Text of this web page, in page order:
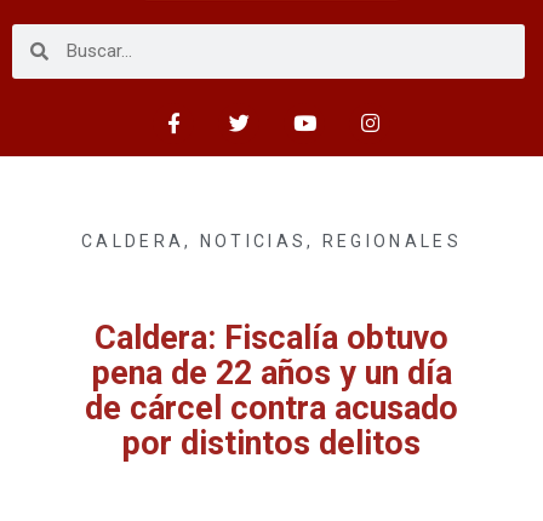
CALDERA, NOTICIAS, REGIONALES
Caldera: Fiscalía obtuvo
pena de 22 años y un día
de cárcel contra acusado
por distintos delitos